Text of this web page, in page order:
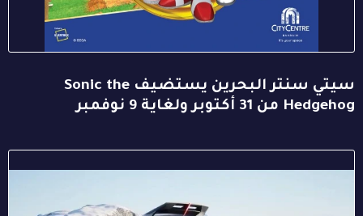
سيتي سنتر البحرين يستضيف Sonic the
Hedgehog من 31 أكتوبر ولغاية 9 نوفمبر